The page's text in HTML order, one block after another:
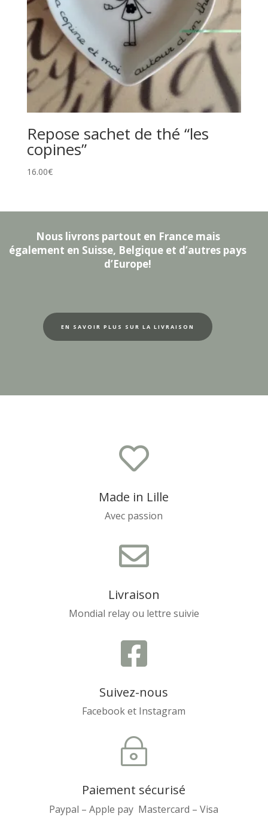
Repose sachet de thé “les
copines”
16.00€
Nous livrons partout en France mais
également en Suisse, Belgique et d’autres pays
d’Europe!
EN SAVOIR PLUS SUR LA LIVRAISON

Made in Lille
Avec passion

Livraison
Mondial relay ou lettre suivie

Suivez-nous
Facebook et Instagram
~
Paiement sécurisé
Paypal – Apple pay Mastercard – Visa